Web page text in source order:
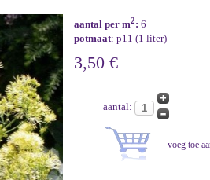
aantal per m2: 6
potmaat: p11 (1 liter)
3,50 €
aantal: